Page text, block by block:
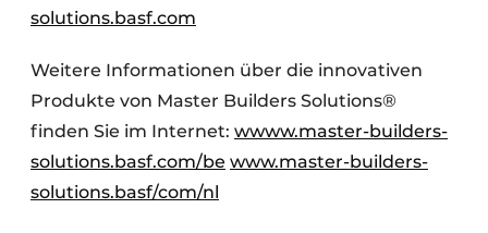
solutions.basf.com
Weitere Informationen über die innovativen
Produkte von Master Builders Solutions®
finden Sie im Internet: wwww.master-builders-
solutions.basf.com/be www.master-builders-
solutions.basf/com/nl